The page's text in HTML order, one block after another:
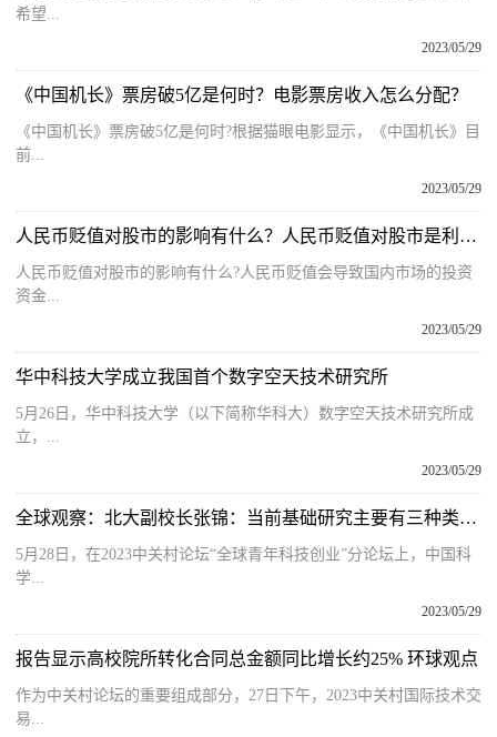
希望...
2023/05/29
《中国机长》票房破5亿是何时？电影票房收入怎么分配？
《中国机长》票房破5亿是何时?根据猫眼电影显示，《中国机长》目
前...
2023/05/29
人民币贬值对股市的影响有什么？人民币贬值对股市是利好还是利空？
人民币贬值对股市的影响有什么?人民币贬值会导致国内市场的投资
资金...
2023/05/29
华中科技大学成立我国首个数字空天技术研究所
5月26日，华中科技大学（以下简称华科大）数字空天技术研究所成
立，...
2023/05/29
全球观察：北大副校长张锦：当前基础研究主要有三种类型和路径
5月28日，在2023中关村论坛“全球青年科技创业”分论坛上，中国科
学...
2023/05/29
报告显示高校院所转化合同总金额同比增长约25% 环球观点
作为中关村论坛的重要组成部分，27日下午，2023中关村国际技术交
易...